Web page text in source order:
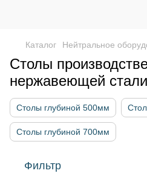
Каталог Нейтральное
Столы
нержавеющей стали
Столы глубиной 500мм
Столы глубиной 700мм
Фильтр